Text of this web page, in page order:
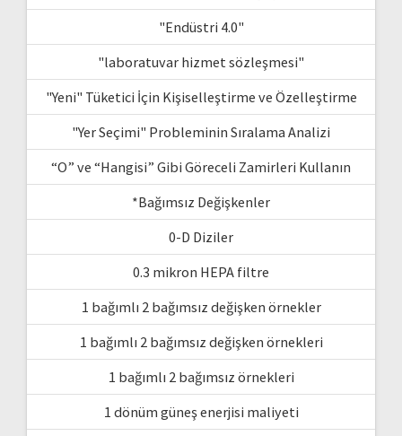
"Endüstri 4.0"
"laboratuvar hizmet sözleşmesi"
"Yeni" Tüketici İçin Kişiselleştirme ve Özelleştirme
"Yer Seçimi" Probleminin Sıralama Analizi
“O” ve “Hangisi” Gibi Göreceli Zamirleri Kullanın
*Bağımsız Değişkenler
0-D Diziler
0.3 mikron HEPA filtre
1 bağımlı 2 bağımsız değişken örnekler
1 bağımlı 2 bağımsız değişken örnekleri
1 bağımlı 2 bağımsız örnekleri
1 dönüm güneş enerjisi maliyeti